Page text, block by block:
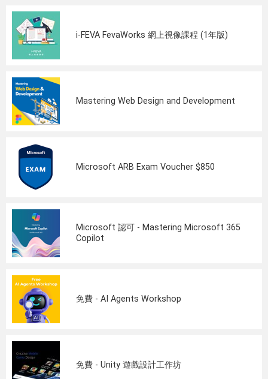
i-FEVA FevaWorks 網上視像課程 (1年版)
Mastering Web Design and Development
Microsoft ARB Exam Voucher $850
Microsoft 認可 - Mastering Microsoft 365
Copilot
免費 - AI Agents Workshop
免費 - Unity 遊戲設計工作坊